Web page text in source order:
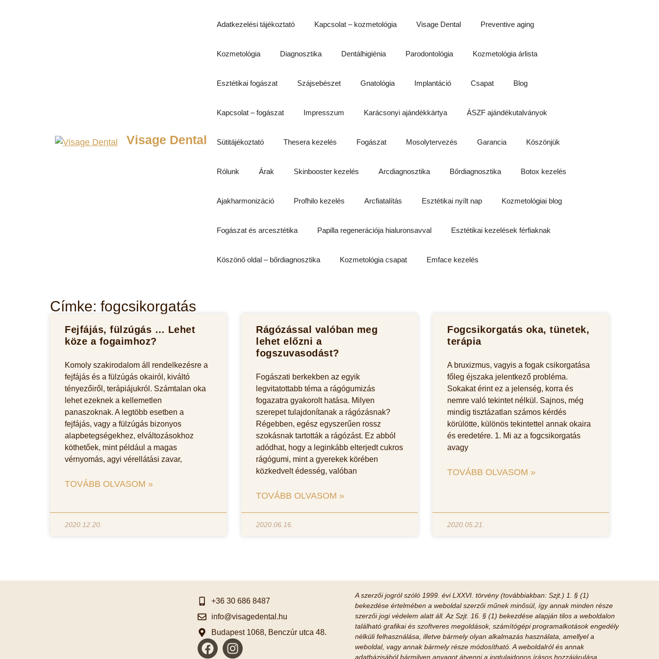
Visage Dental
Adatkezelési tájékoztató Kapcsolat – kozmetológia Visage Dental Preventive aging
Kozmetológia Diagnosztika Dentálhigiénia Parodontológia Kozmetológia árlista
Esztétikai fogászat Szájsebészet Gnatológia Implantáció Csapat Blog
Kapcsolat – fogászat Impresszum Karácsonyi ajándékkártya ÁSZF ajándékutalványok
Sütitájékoztató Thesera kezelés Fogászat Mosolytervezés Garancia Köszönjük
Rólunk Árak Skinbooster kezelés Arcdiagnosztika Bőrdiagnosztika Botox kezelés
Ajakharmonizáció Profhilo kezelés Arcfiatalítás Esztétikai nyílt nap Kozmetológiai blog
Fogászat és arcesztétika Papilla regenerációja hialuronsavval Esztétikai kezelések férfiaknak
Köszönő oldal – bőrdiagnosztika Kozmetológia csapat Emface kezelés
Címke: fogcsikorgatás
Fejfájás, fülzúgás … Lehet
köze a fogaimhoz?
Komoly szakirodalom áll rendelkezésre a
fejfájás és a fülzúgás okairól, kiváltó
tényezőiről, terápiájukról. Számtalan oka
lehet ezeknek a kellemetlen
panaszoknak. A legtöbb esetben a
fejfájás, vagy a fülzúgás bizonyos
alapbetegségekhez, elváltozásokhoz
köthetőek, mint például a magas
vérnyomás, agyi vérellátási zavar,
TOVÁBB OLVASOM »
2020.12.20.
Rágózással valóban meg
lehet előzni a
fogszuvasodást?
Fogászati berkekben az egyik
legvitatottabb téma a rágógumizás
fogazatra gyakorolt hatása. Milyen
szerepet tulajdonítanak a rágózásnak?
Régebben, egész egyszerűen rossz
szokásnak tartották a rágózást. Ez abból
adódhat, hogy a leginkább elterjedt cukros
rágógumi, mint a gyerekek körében
közkedvelt édesség, valóban
TOVÁBB OLVASOM »
2020.06.16.
Fogcsikorgatás oka, tünetek,
terápia
A bruxizmus, vagyis a fogak csikorgatása
főleg éjszaka jelentkező probléma.
Sokakat érint ez a jelenség, korra és
nemre való tekintet nélkül. Sajnos, még
mindig tisztázatlan számos kérdés
körülötte, különös tekintettel annak okaira
és eredetére. 1. Mi az a fogcsikorgatás
avagy
TOVÁBB OLVASOM »
2020.05.21.
+36 30 686 8487
info@visagedental.hu
Budapest 1068, Benczúr utca 48.
A szerzői jogról szóló 1999. évi LXXVI. törvény (továbbiakban: Szjt.) 1. § (1)
bekezdése értelmében a weboldal szerzői műnek minősül, így annak minden része
szerzői jogi védelem alatt áll. Az Szjt. 16. § (1) bekezdése alapján tilos a weboldalon
található grafikai és szoftveres megoldások, számítógépi programalkotások engedély
nélküli felhasználása, illetve bármely olyan alkalmazás használata, amellyel a
weboldal, vagy annak bármely része módosítható. A weboldalról és annak
adatbázisából bármilyen anyagot átvenni a jogtulajdonos írásos hozzájárulása